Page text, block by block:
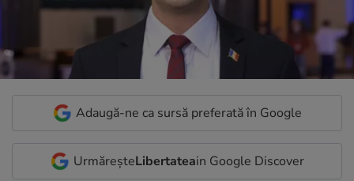
Adaugă-ne ca sursă preferată în Google
UrmăreșteLibertateain Google Discover